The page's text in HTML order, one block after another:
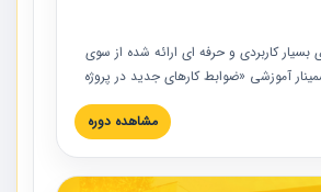
کاربردی و حرفه‏ ای ارائه شده از سوی
آموزشی «ضوابط کارهای جدید در پروژه
ها، تخلفات و راه حل ها با نگرش قراردادی
شرکت های ساختمانی کشور ارائه شد.
تجربیات عملی ارائه شده است.
مشاهده دوره